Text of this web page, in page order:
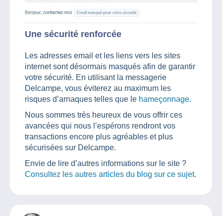
Une sécurité renforcée
Les adresses email et les liens vers les sites
internet sont désormais masqués afin de garantir
votre sécurité. En utilisant la messagerie
Delcampe, vous éviterez au maximum les
risques d’arnaques telles que le hameçonnage.
Nous sommes très heureux de vous offrir ces
avancées qui nous l’espérons rendront vos
transactions encore plus agréables et plus
sécurisées sur Delcampe.
Envie de lire d’autres informations sur le site ?
Consultez les autres articles du blog sur ce sujet.